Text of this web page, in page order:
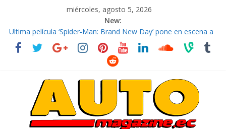
miércoles, agosto 5, 2026
New:
El costo de tener un vehículo gana protagonismo a la hora de
decidir
Ultima película ‘Spider‑Man: Brand New Day’ pone en escena a
La Vuelta al Ecuador 2026, edición 47ª, recorre 7 provincias en 8
La FEDAK recibe 12 Sinotruk Bolden para cubrir las rutas de La